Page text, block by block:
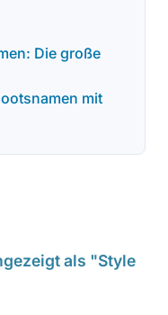
Die große
mit
als "Style